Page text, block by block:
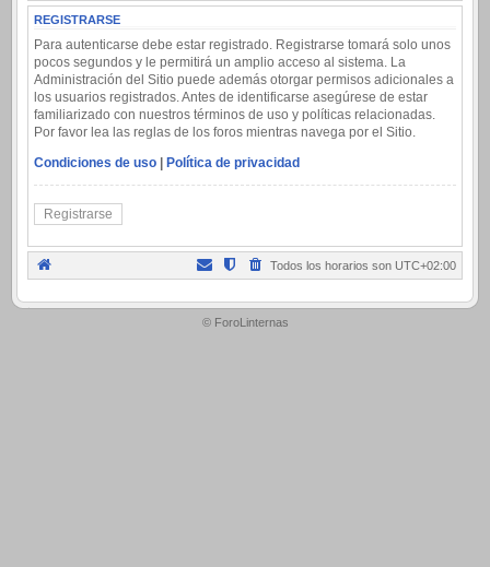
REGISTRARSE
Para autenticarse debe estar registrado. Registrarse tomará solo unos
pocos segundos y le permitirá un amplio acceso al sistema. La
Administración del Sitio puede además otorgar permisos adicionales a
los usuarios registrados. Antes de identificarse asegúrese de estar
familiarizado con nuestros términos de uso y políticas relacionadas.
Por favor lea las reglas de los foros mientras navega por el Sitio.
Condiciones de uso | Política de privacidad
Registrarse
Todos los horarios son UTC+02:00
.
© ForoLinternas